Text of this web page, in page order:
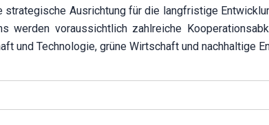
strategische Ausrichtung für die langfristige
werden voraussichtlich zahlreiche
und Technologie, grüne Wirtschaft und nachhaltige